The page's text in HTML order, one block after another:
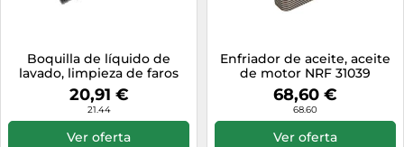
Boquilla de líquido de
lavado, limpieza de faros
VEMO V95-08-0021
20,91 €
21.44
Ver oferta
Enfriador de aceite, aceite
de motor NRF 31039
68,60 €
68.60
Ver oferta